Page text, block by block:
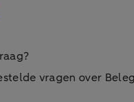
vragen over